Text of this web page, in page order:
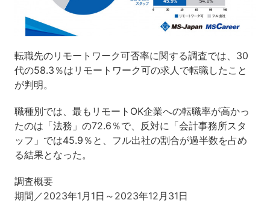
転職先のリモートワーク可否率に関する調査では、30
代の58.3％はリモートワーク可の求人で転職したこと
が判明。
職種別では、最もリモートOK企業への転職率が高かっ
たのは「法務」の72.6％で、反対に「会計事務所スタ
ッフ」では45.9％と、フル出社の割合が過半数を占め
る結果となった。
調査概要
期間／2023年1月1日～2023年12月31日